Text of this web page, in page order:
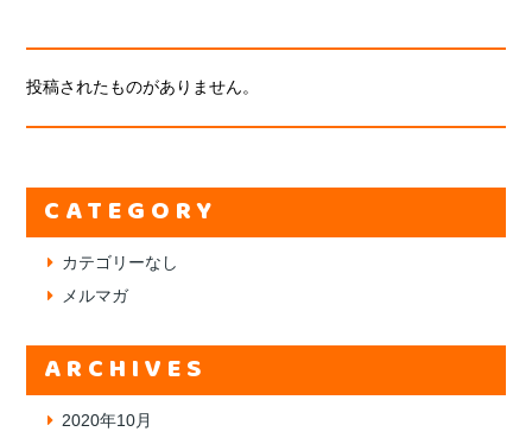
投稿されたものがありません。
CATEGORY
カテゴリーなし
メルマガ
ARCHIVES
2020年10月